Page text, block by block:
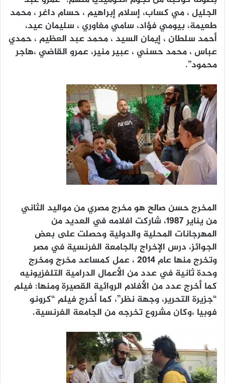
الجليل ، مي كساب، إسلام إبراهيم ، حسام داغر ، محمد
طعيمة، بيومي فؤاد، سامي مغاوري ، سليمان عيد،
أحمد سلطان ، إيمان السيد ، محمد عبد العظيم ، حمدي
عباس ، محمد حسني ، عبير منير، عمرو القاضي ،هاجر
محمود”.
المخرج حسن صالح هو مخرج مصري من مواليد الثاني
من يناير ١٩٨٧، شاركت افلامه في العديد من
المهرجانات المحلية والدولية وحصلت على بعض
الجوائز، درس الإخراج بالجامعة الفرنسية في مصر
وتخرج منها عام ٢٠١٤ ، عمل كمساعد مخرج ومخرج
وحدة ثانية في عدد من الأعمال الدرامية التلفزيونيه
كما أخرج عدد من الأفلام الروائية القصيرة ومنها: فيلم
“جزيرة التحرير، وجهة نظر”، كما أخرج فيلم “كرونو
فوبيا ،وكان مشروع تخرجه من الجامعة الفرنسية.